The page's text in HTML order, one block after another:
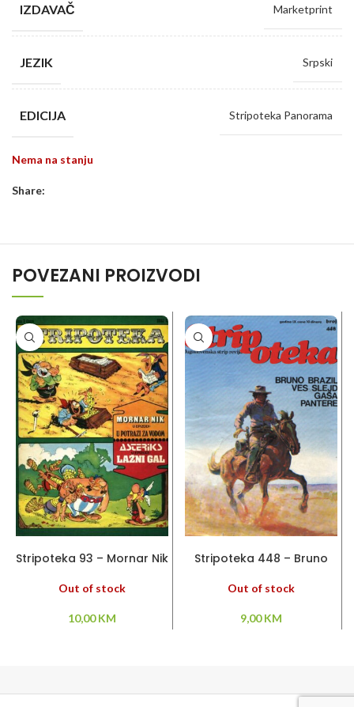
IZDAVAČ Marketprint
JEZIK Srpski
EDICIJA Stripoteka Panorama
Nema na stanju
Share:
POVEZANI PROIZVODI
Stripoteka 93 – Mornar Nik
Out of stock
10,00KM
Stripoteka 448 – Bruno
Out of stock
9,00KM